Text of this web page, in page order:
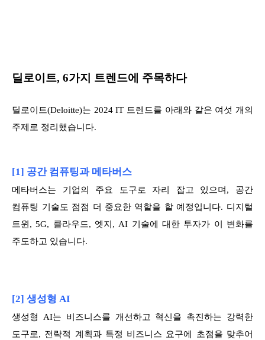
딜로이트, 6가지 트렌드에 주목하다
딜로이트(Deloitte)는 2024 IT 트렌드를 아래와 같은 여섯 개의
주제로 정리했습니다.
[1] 공간 컴퓨팅과 메타버스
메타버스는 기업의 주요 도구로 자리 잡고 있으며, 공간
컴퓨팅 기술도 점점 더 중요한 역할을 할 예정입니다. 디지털
트윈, 5G, 클라우드, 엣지, AI 기술에 대한 투자가 이 변화를
주도하고 있습니다.
[2] 생성형 AI
생성형 AI는 비즈니스를 개선하고 혁신을 촉진하는 강력한
도구로, 전략적 계획과 특정 비즈니스 요구에 초점을 맞추어